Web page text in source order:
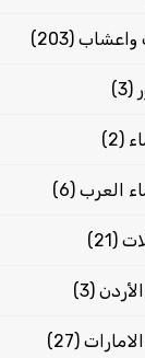
(203)
(3)
(2)
العرب (6)
(21)
(3)
(27)